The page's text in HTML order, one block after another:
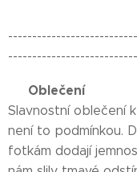
---------------------------
Oblečení
Slavnostní oblečení
není to podmínkou.
fotkám dodají